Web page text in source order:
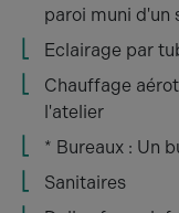
paroi muni d'un
Eclairage par
Chauffage
l'atelier
* Bureaux : Un
Sanitaires